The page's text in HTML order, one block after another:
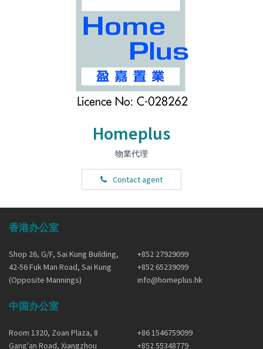
Homeplus
物業代理
Contact agent
香港办公室
Shop 26, G/F, Sai Kung Building,
42-56 Fuk Man Road, Sai Kung
(Opposite Mannings)
+852 27929099
+852 65239099
info@homeplus.hk
中国办公室
Room 1320, Zoan Plaza, 8
Gang'an Road, Xiangzhou
+86 1546759099
+852 55348779